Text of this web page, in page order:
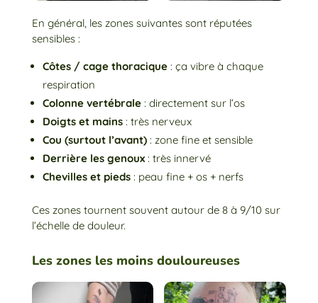
En général, les zones suivantes sont réputées
sensibles :
Côtes / cage thoracique: ça vibre à chaque
respiration
Colonne vertébrale: directement sur l’os
Doigts et mains: très nerveux
Cou (surtout l’avant): zone fine et sensible
Derrière les genoux: très innervé
Chevilles et pieds: peau fine + os + nerfs
Ces zones tournent souvent autour de 8 à 9/10 sur
l’échelle de douleur.
Les zones les moins douloureuses